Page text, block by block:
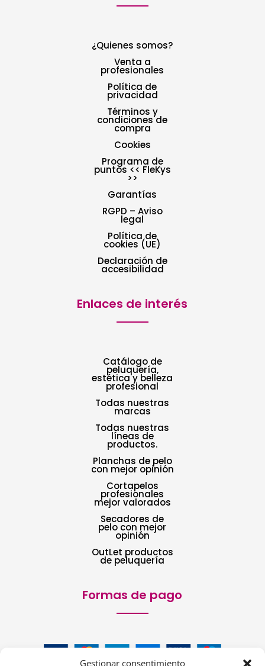
Gestionar consentimiento
¿Quienes somos?
Venta a
profesionales
Política de
privacidad
Términos y
condiciones de
compra
Cookies
Programa de
puntos << FleKys
>>
Garantías
RGPD – Aviso
legal
Política de
cookies (UE)
Declaración de
accesibilidad
Enlaces de interés
Catálogo de
peluquería,
estética y belleza
profesional
Todas nuestras
marcas
Todas nuestras
líneas de
productos.
Planchas de pelo
con mejor opinión
Cortapelos
profesionales
mejor valorados
Secadores de
pelo con mejor
opinión
OutLet productos
de peluquería
Formas de pago